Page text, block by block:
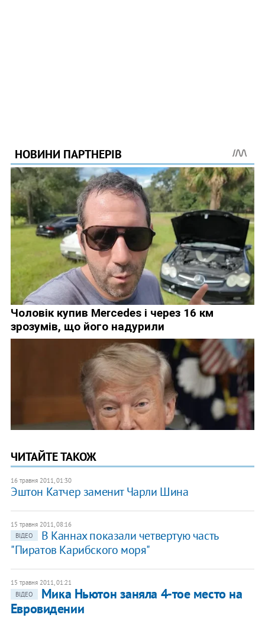
ЧИТАЙТЕ ТАКОЖ
16 травня 2011, 01:30
Эштон Катчер заменит Чарли Шина
15 травня 2011, 08:16
ВІДЕО
В Каннах показали четвертую часть
"Пиратов Карибского моря"
15 травня 2011, 01:21
ВІДЕО
Мика Ньютон заняла 4-тое место на
Евровидении